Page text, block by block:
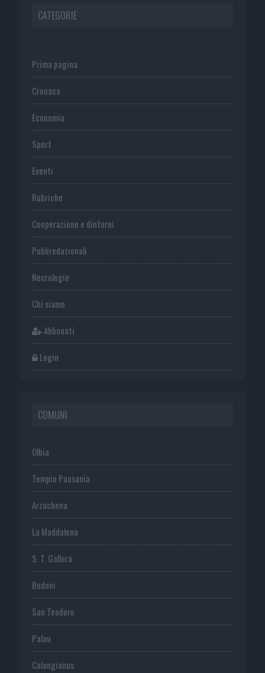
CATEGORIE
Prima pagina
Cronaca
Economia
Sport
Eventi
Rubriche
Cooperazione e dintorni
Publiredazionali
Necrologie
Chi siamo
Abbonati
Login
COMUNI
Olbia
Tempio Pausania
Arzachena
La Maddalena
S. T. Gallura
Budoni
San Teodoro
Palau
Calangianus